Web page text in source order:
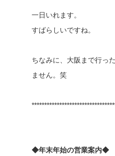
一日いれます。
すばらしいですね。
ちなみに、大阪まで行っ
ません。笑
◆年末年始の営業案内◆